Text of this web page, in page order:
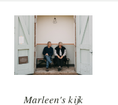
Marleen's kijk